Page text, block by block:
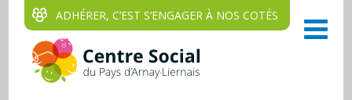
ADHÉRER, C‘EST S‘ENGAGER À NOS COTÉS